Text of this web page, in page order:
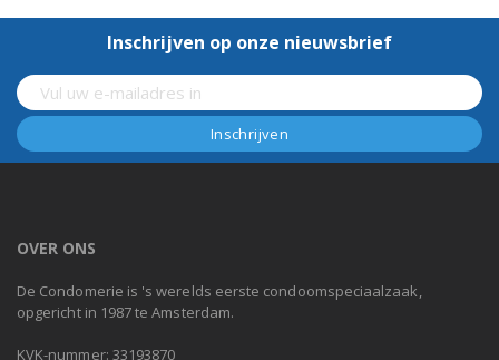
Inschrijven op onze nieuwsbrief
OVER ONS
De Condomerie is 's werelds eerste condoomspeciaalzaak,
opgericht in 1987 te Amsterdam.
KVK-nummer: 33193870